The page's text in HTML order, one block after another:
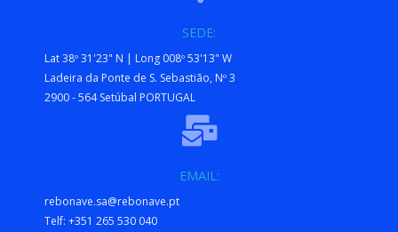
SEDE:
Lat 38º 31'23" N | Long 008º 53'13" W
Ladeira da Ponte de S. Sebastião, Nº 3
2900 - 564 Setúbal PORTUGAL
EMAIL:
rebonave.sa@rebonave.pt
Telf: +351 265 530 040